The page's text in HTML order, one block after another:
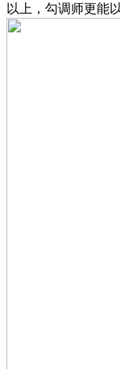
以上，勾调师更能